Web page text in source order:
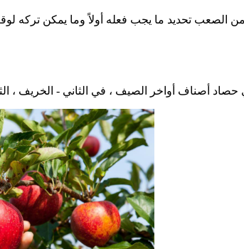
الصعب تحديد ما يجب فعله أولاً وما يمكن تركه